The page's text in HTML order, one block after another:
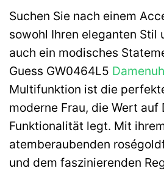
Suchen Sie nach einem
sowohl Ihren eleganten Stil
auch ein modisches
Guess GW0464L5
Multifunktion ist die
moderne Frau, die Wert auf
Funktionalität legt. Mit
atemberaubenden
und dem faszinierenden